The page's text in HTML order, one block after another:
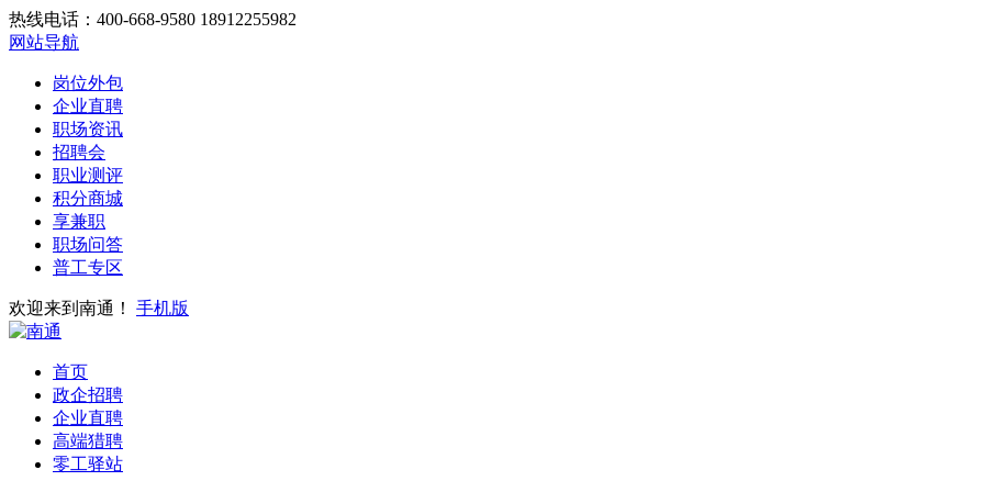
热线电话：400-668-9580 18912255982
网站导航
岗位外包
企业直聘
职场资讯
招聘会
职业测评
积分商城
享兼职
职场问答
普工专区
欢迎来到南通！ 手机版
首页
政企招聘
企业直聘
高端猎聘
零工驿站